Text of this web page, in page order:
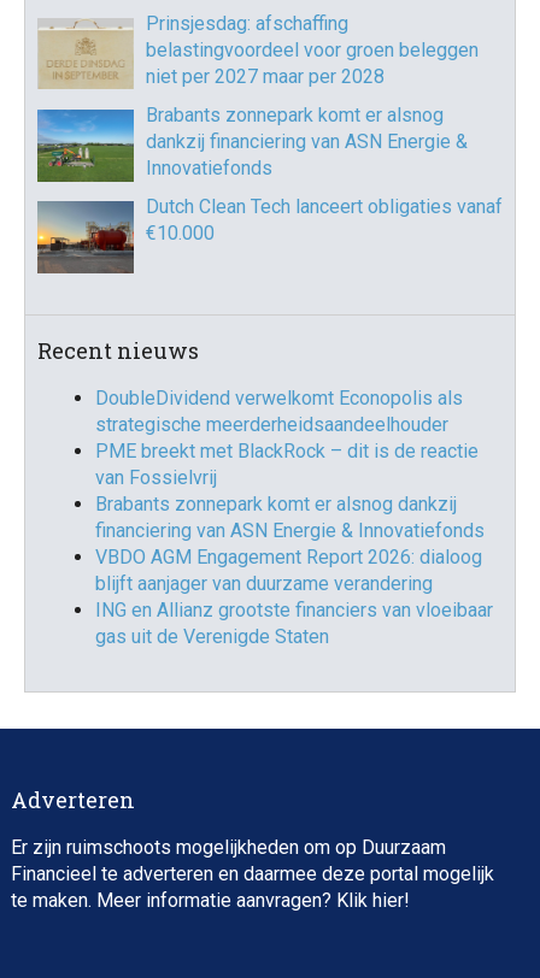
Prinsjesdag: afschaffing
belastingvoordeel voor groen beleggen
niet per 2027 maar per 2028
Brabants zonnepark komt er alsnog
dankzij financiering van ASN Energie &
Innovatiefonds
Dutch Clean Tech lanceert obligaties vanaf
€10.000
Recent nieuws
DoubleDividend verwelkomt Econopolis als
strategische meerderheidsaandeelhouder
PME breekt met BlackRock – dit is de reactie
van Fossielvrij
Brabants zonnepark komt er alsnog dankzij
financiering van ASN Energie & Innovatiefonds
VBDO AGM Engagement Report 2026: dialoog
blijft aanjager van duurzame verandering
ING en Allianz grootste financiers van vloeibaar
gas uit de Verenigde Staten
Adverteren
Er zijn ruimschoots mogelijkheden om op Duurzaam
Financieel te adverteren en daarmee deze portal mogelijk
te maken. Meer informatie aanvragen? Klik hier!